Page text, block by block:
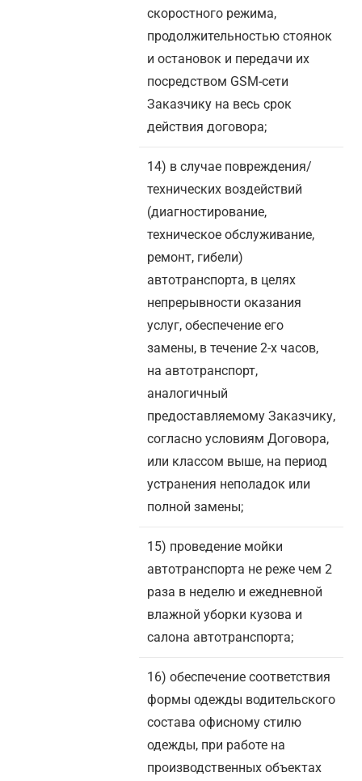
скоростного режима,
продолжительностью стоянок
и остановок и передачи их
посредством GSM-сети
Заказчику на весь срок
действия договора;
14) в случае повреждения/
технических воздействий
(диагностирование,
техническое обслуживание,
ремонт, гибели)
автотранспорта, в целях
непрерывности оказания
услуг, обеспечение его
замены, в течение 2-х часов,
на автотранспорт,
аналогичный
предоставляемому Заказчику,
согласно условиям Договора,
или классом выше, на период
устранения неполадок или
полной замены;
15) проведение мойки
автотранспорта не реже чем 2
раза в неделю и ежедневной
влажной уборки кузова и
салона автотранспорта;
16) обеспечение соответствия
формы одежды водительского
состава офисному стилю
одежды, при работе на
производственных объектах